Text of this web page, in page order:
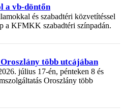
a vb-döntőn
és szabadtéri közvetítéssel
a KFMKK szabadtéri színpadán.
több utcájában
július 17-én, pénteken 8 és
Oroszlány több